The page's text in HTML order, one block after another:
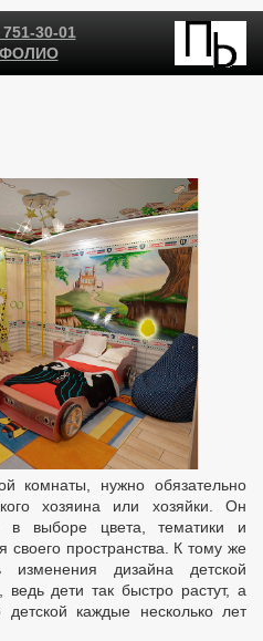
30-01
комнаты, нужно обязательно
хозяина или хозяйки. Он
в выборе цвета, тематики и
своего пространства. К тому же
изменения дизайна детской
дети так быстро растут, а
каждые несколько лет